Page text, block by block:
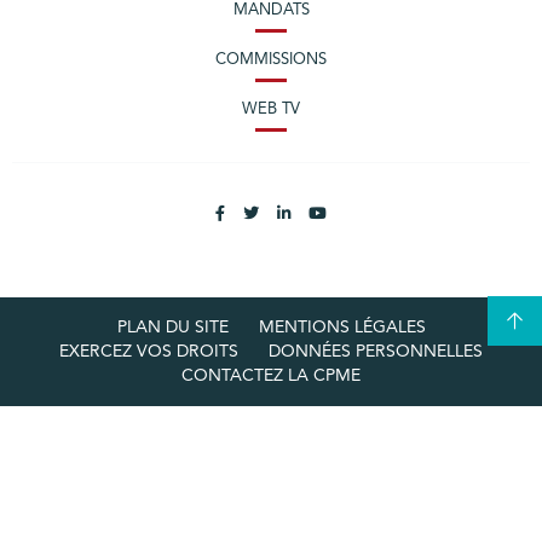
MANDATS
COMMISSIONS
WEB TV
PLAN DU SITE
MENTIONS LÉGALES
EXERCEZ VOS DROITS
DONNÉES PERSONNELLES
CONTACTEZ LA CPME